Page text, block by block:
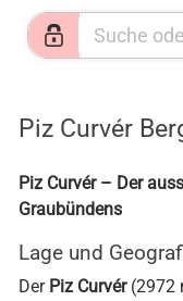
Piz Curvér
Piz Curvér – Der
Graubündens
Lage und
Der Piz Curvér(2972